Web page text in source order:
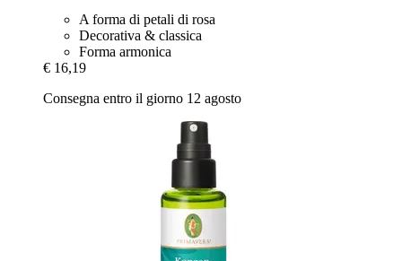
A forma di petali di rosa
Decorativa & classica
Forma armonica
€ 16,19
Consegna entro il giorno 12 agosto